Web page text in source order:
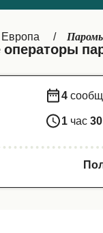
Европа
операторы
4
1 час 30